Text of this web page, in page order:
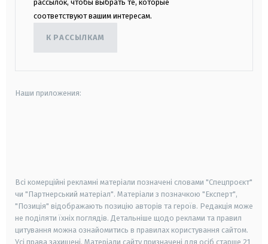
рассылок, чтобы выбрать те, которые
соответствуют вашим интересам.
К РАССЫЛКАМ
Наши приложения:
Всі комерційні рекламні матеріали позначені словами "Спецпроєкт"
чи "Партнерський матеріал". Матеріали з позначкою "Експерт",
"Позиція" відображають позицію авторів та героїв. Редакція може
не поділяти їхніх поглядів. Детальніше щодо реклами та правил
цитування можна ознайомитись в правилах користування сайтом.
Усі права захищені. Матеріали сайту призначені для осіб старше 21